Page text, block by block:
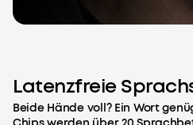
Latenzfreie
Beide Hände voll? Ein Wort